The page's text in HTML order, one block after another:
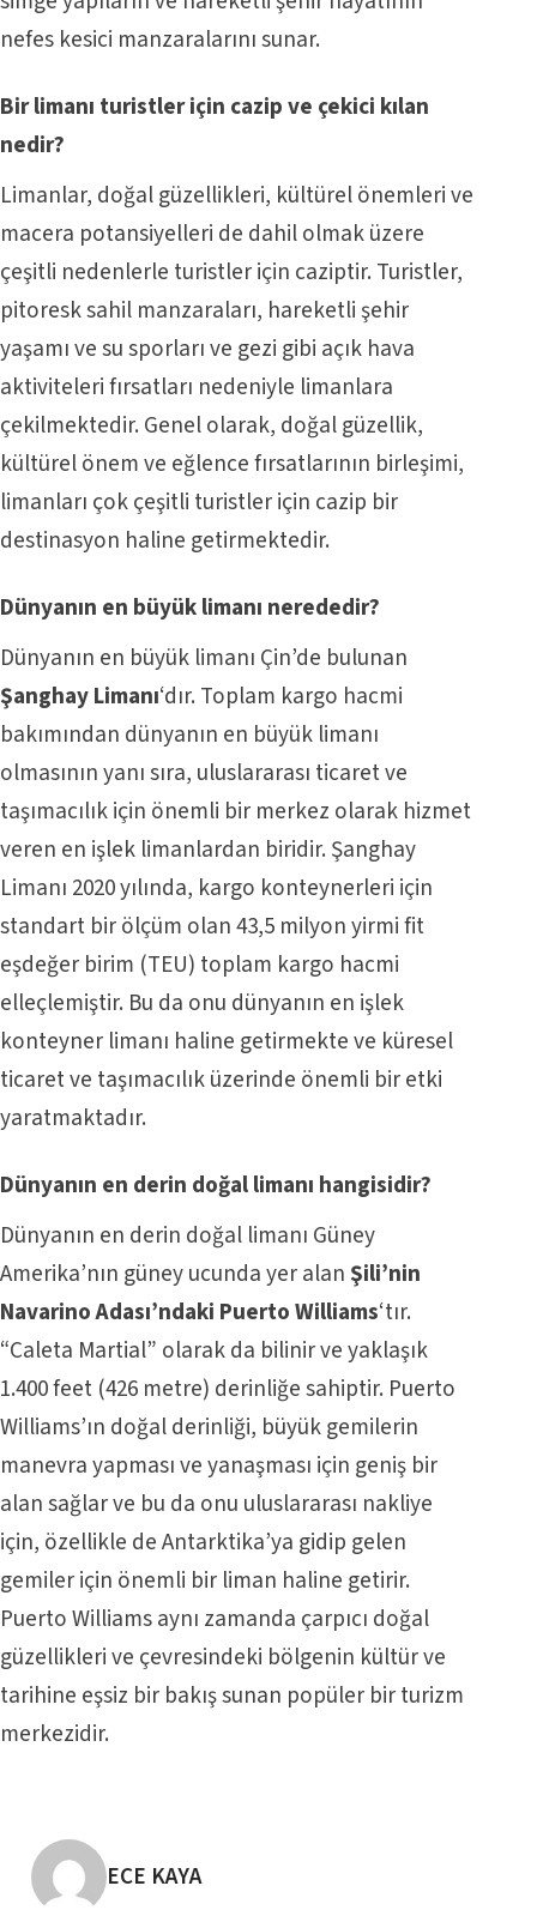
nefes kesici manzaralarını sunar.
Bir limanı turistler için cazip ve çekici kılan
nedir?
Limanlar, doğal güzellikleri, kültürel önemleri ve
macera potansiyelleri de dahil olmak üzere
çeşitli nedenlerle turistler için caziptir. Turistler,
pitoresk sahil manzaraları, hareketli şehir
yaşamı ve su sporları ve gezi gibi açık hava
aktiviteleri fırsatları nedeniyle limanlara
çekilmektedir. Genel olarak, doğal güzellik,
kültürel önem ve eğlence fırsatlarının birleşimi,
limanları çok çeşitli turistler için cazip bir
destinasyon haline getirmektedir.
Dünyanın en büyük limanı nerededir?
Dünyanın en büyük limanı Çin’de bulunan
Şanghay Limanı‘dır. Toplam kargo hacmi
bakımından dünyanın en büyük limanı
olmasının yanı sıra, uluslararası ticaret ve
taşımacılık için önemli bir merkez olarak hizmet
veren en işlek limanlardan biridir. Şanghay
Limanı 2020 yılında, kargo konteynerleri için
standart bir ölçüm olan 43,5 milyon yirmi fit
eşdeğer birim (TEU) toplam kargo hacmi
elleçlemiştir. Bu da onu dünyanın en işlek
konteyner limanı haline getirmekte ve küresel
ticaret ve taşımacılık üzerinde önemli bir etki
yaratmaktadır.
Dünyanın en derin doğal limanı hangisidir?
Dünyanın en derin doğal limanı Güney
Amerika’nın güney ucunda yer alan Şili’nin
Navarino Adası’ndaki Puerto Williams‘tır.
“Caleta Martial” olarak da bilinir ve yaklaşık
1.400 feet (426 metre) derinliğe sahiptir. Puerto
Williams’ın doğal derinliği, büyük gemilerin
manevra yapması ve yanaşması için geniş bir
alan sağlar ve bu da onu uluslararası nakliye
için, özellikle de Antarktika’ya gidip gelen
gemiler için önemli bir liman haline getirir.
Puerto Williams aynı zamanda çarpıcı doğal
güzellikleri ve çevresindeki bölgenin kültür ve
tarihine eşsiz bir bakış sunan popüler bir turizm
merkezidir.
POSTED BY
ECE KAYA